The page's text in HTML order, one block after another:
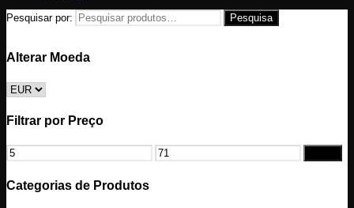
Pesquisar por: Pesquisa
Alterar Moeda
Filtrar por Preço
Categorias de Produtos